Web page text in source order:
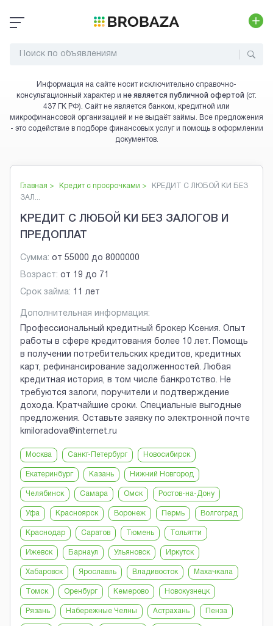
Информация на сайте носит исключительно справочно-
консультационный характер и не является публичной офертой (ст.
437 ГК РФ). Сайт не является банком, кредитной или
микрофинансовой организацией и не выдаёт займы. Все предложения
- это содействие в подборе финансовых услуг и помощь в оформлении
документов.
Главная > Кредит с просрочками >
КРЕДИТ С ЛЮБОЙ КИ БЕЗ
ЗАЛ...
КРЕДИТ С ЛЮБОЙ КИ БЕЗ ЗАЛОГОВ И
ПРЕДОПЛАТ
Сумма: от 55000 до 8000000
Возраст: от 19 до 71
Срок займа: 11 лет
Дополнительная информация:
Профессиональный кредитный брокер Ксения. Опыт
работы в сфере кредитования более 10 лет. Помощь
в получении потребительских кредитов, кредитных
карт, рефинансирование задолженностей. Любая
кредитная история, в том числе банкротство. Не
требуются залоги, поручители и подтверждение
дохода. Кратчайшие сроки. Специальные выгодные
предложения. Оставьте заявку по электронной почте
kmiloradova@internet.ru
Москва Санкт-Петербург Новосибирск
Екатеринбург Казань Нижний Новгород
Челябинск Самара Омск Ростов-на-Дону
Уфа Красноярск Воронеж Пермь Волгоград
Краснодар Саратов Тюмень Тольятти
Ижевск Барнаул Ульяновск Иркутск
Хабаровск Ярославль Владивосток Махачкала
Томск Оренбург Кемерово Новокузнецк
Рязань Набережные Челны Астрахань Пенза